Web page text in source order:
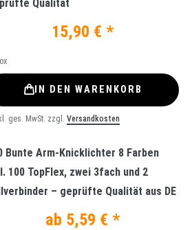
Qualität
15,90 € *
IN DEN WARENKORB
ges. MwSt. zzgl. Versandkosten
Bunte Arm-Knicklichter 8 Farben
100 TopFlex, zwei 3fach und 2
– geprüfte Qualität aus DE
ab 5,59 € *